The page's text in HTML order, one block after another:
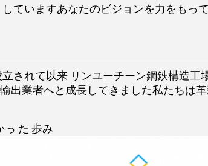
ていますあなたのビジョンを力をもっ
されて以来 リンユーチーン鋼鉄構造
出業者へと成長してきました私たちは
っ た 歩み